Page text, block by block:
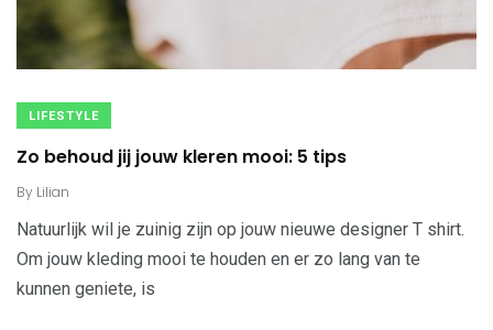
LIFESTYLE
Zo behoud jij jouw kleren mooi: 5 tips
By Lilian
Natuurlijk wil je zuinig zijn op jouw nieuwe designer T shirt.
Om jouw kleding mooi te houden en er zo lang van te
kunnen geniete, is